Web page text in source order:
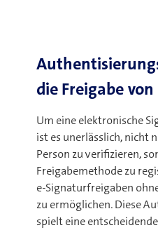
die Freigabe
Um eine elektronische
ist es unerlässlich, nicht
Person zu verifizieren,
Freigabemethode zu
e-Signaturfreigaben
zu ermöglichen.Diese
spielt eine